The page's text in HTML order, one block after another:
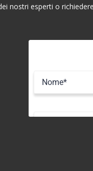
nostri esperti o